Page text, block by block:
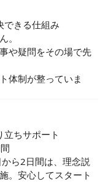
できる仕組み
。
や疑問をその場で先
体制が整っていま
ちサポート
ら2日間は、理念説
。安心してスタート